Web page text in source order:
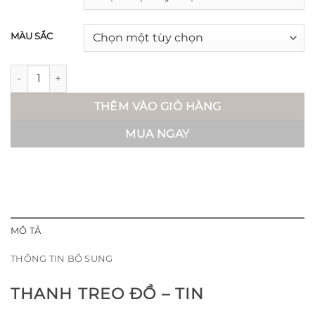
MÀU SẮC
Thanh treo đồ - Tin số lượng
THÊM VÀO GIỎ HÀNG
MUA NGAY
MÔ TẢ
THÔNG TIN BỔ SUNG
THANH TREO ĐỒ – TIN